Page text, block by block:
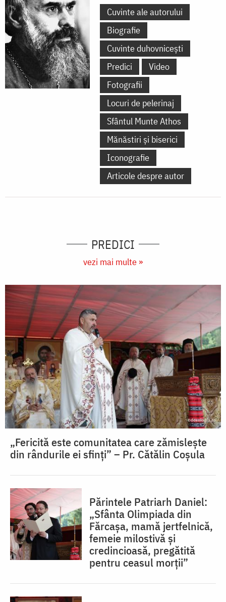
Cuvinte ale autorului
Biografie
Cuvinte duhovnicești
Predici
Video
Fotografii
Locuri de pelerinaj
Sfântul Munte Athos
Mănăstiri și biserici
Iconografie
Articole despre autor
PREDICI
vezi mai multe »
„Fericită este comunitatea care zămislește
din rândurile ei sfinți” – Pr. Cătălin Coșula
Părintele Patriarh Daniel:
„Sfânta Olimpiada din
Fărcașa, mamă jertfelnică,
femeie milostivă și
credincioasă, pregătită
pentru ceasul morții”